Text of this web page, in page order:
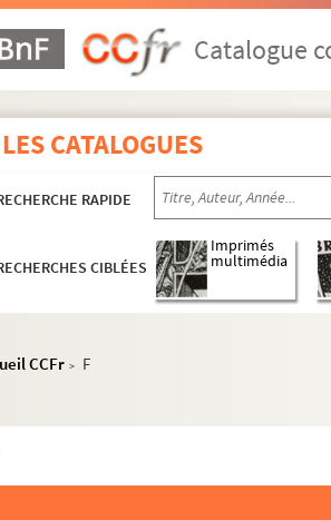
Catalogue
LES CATALOGUES
RAPIDE
CIBLÉES
Imprimés
multimédia
CCFr > F